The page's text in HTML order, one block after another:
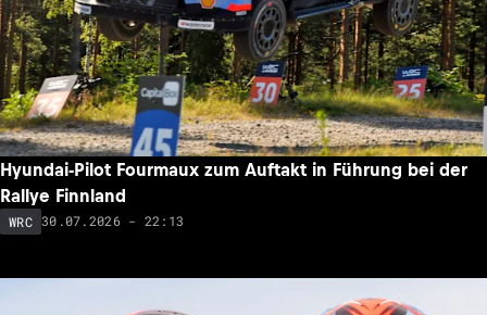
Hyundai-Pilot Fourmaux zum Auftakt in Führung bei der
Rallye Finnland
WRC 30.07.2026 - 22:13